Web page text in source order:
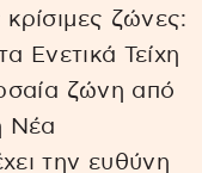
ζώνες:
Ενετικά Τείχη
ζώνη από
Νέα
την ευθύνη